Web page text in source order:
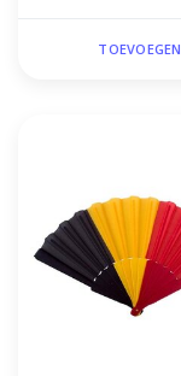
TOEVOEGEN